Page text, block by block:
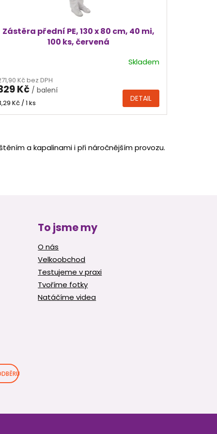
Zástěra přední PE, 130 x 80 cm, 40 mi,
100 ks, červená
Skladem
Kč bez DPH
Kč / balení
Kč / 1 ks DETAIL
a kapalinami i při náročnějším provozu.
To jsme my
O nás
Velkoobchod
Testujeme v praxi
Tvoříme fotky
Natáčíme videa